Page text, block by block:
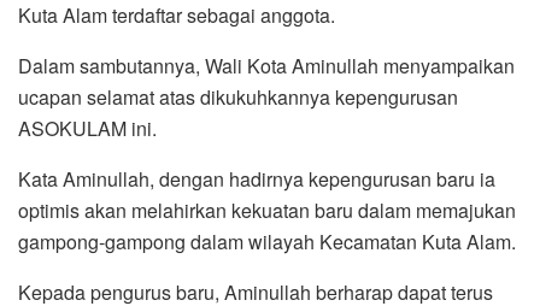
Kuta Alam terdaftar sebagai anggota.
Dalam sambutannya, Wali Kota Aminullah menyampaikan
ucapan selamat atas dikukuhkannya kepengurusan
ASOKULAM ini.
Kata Aminullah, dengan hadirnya kepengurusan baru ia
optimis akan melahirkan kekuatan baru dalam memajukan
gampong-gampong dalam wilayah Kecamatan Kuta Alam.
Kepada pengurus baru, Aminullah berharap dapat terus